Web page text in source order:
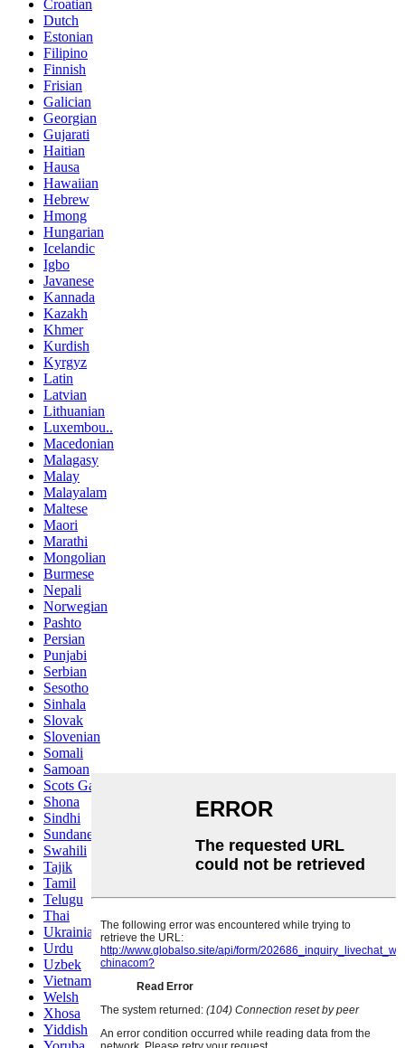
Croatian
Dutch
Estonian
Filipino
Finnish
Frisian
Galician
Georgian
Gujarati
Haitian
Hausa
Hawaiian
Hebrew
Hmong
Hungarian
Icelandic
Igbo
Javanese
Kannada
Kazakh
Khmer
Kurdish
Kyrgyz
Latin
Latvian
Lithuanian
Luxembou..
Macedonian
Malagasy
Malay
Malayalam
Maltese
Maori
Marathi
Mongolian
Burmese
Nepali
Norwegian
Pashto
Persian
Punjabi
Serbian
Sesotho
Sinhala
Slovak
Slovenian
Somali
Samoan
Scots Gaelic
Shona
Sindhi
Sundanese
Swahili
Tajik
Tamil
Telugu
Thai
Ukrainian
Urdu
Uzbek
Vietnamese
Welsh
Xhosa
Yiddish